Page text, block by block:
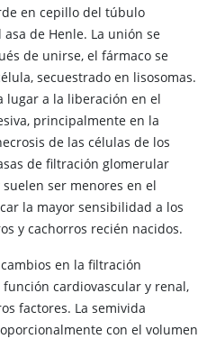
en cepillo del túbulo
de Henle. La unión se
de unirse, el fármaco se
secuestrado en lisosomas.
lugar a la liberación en el
principalmente en la
de las células de los
de filtración glomerular
ser menores en el
la mayor sensibilidad a los
y cachorros recién nacidos.
en la filtración
cardiovascular y renal,
factores. La semivida
con el volumen